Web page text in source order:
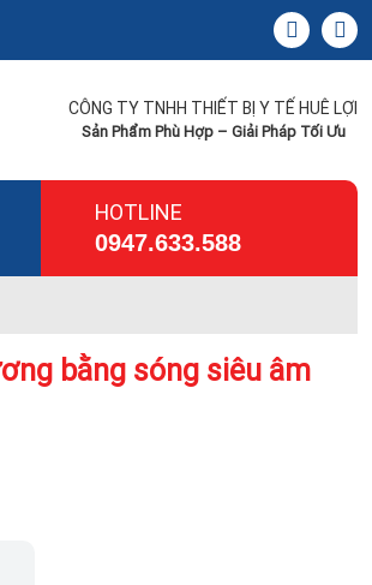
CÔNG TY TNHH THIẾT BỊ Y TẾ HUÊ LỢI
Sản Phẩm Phù Hợp – Giải Pháp Tối Ưu
HOTLINE
0947.633.588
bằng sóng siêu âm